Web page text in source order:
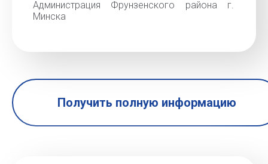
Администрация Фрунзенского района г.
Минска
Получить полную информацию